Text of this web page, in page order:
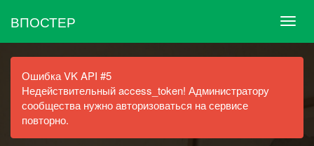
ВПОСТЕР
Ошибка VK API #5
Недействительный access_token! Администратору
сообщества нужно авторизоваться на сервисе
повторно.